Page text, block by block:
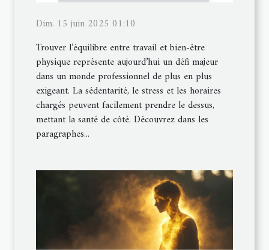
Dim. 15 juin 2025 01:10
Trouver l’équilibre entre travail et bien-être
physique représente aujourd’hui un défi majeur
dans un monde professionnel de plus en plus
exigeant. La sédentarité, le stress et les horaires
chargés peuvent facilement prendre le dessus,
mettant la santé de côté. Découvrez dans les
paragraphes...